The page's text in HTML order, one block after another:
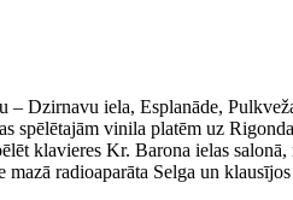
– Dzirnavu iela, Esplanāde,
spēlētajām vinila platēm uz
klavieres Kr. Barona ielas
radioaparāta Selga un